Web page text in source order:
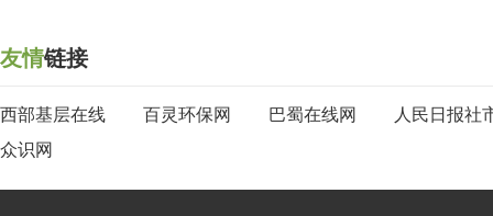
友情链接
西部基层在线 百灵环保网 巴蜀在线网
人民日报社
众识网